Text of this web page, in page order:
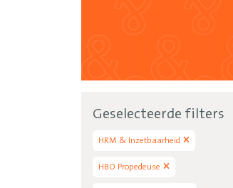
Geselecteerde filters
HRM & Inzetbaarheid
HBO Propedeuse